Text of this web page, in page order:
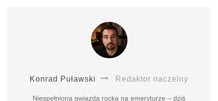
Konrad Puławski Redaktor naczelny
Niespełniona gwiazda rocka na emeryturze – dziś